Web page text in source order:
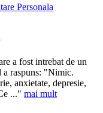
a fost intrebat de un
a raspuns: "Nimic.
anxietate, depresie,
..." mai mult